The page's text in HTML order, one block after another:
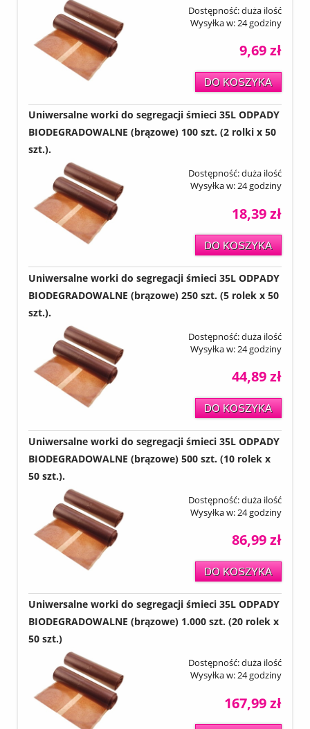
Dostępność:duża ilość
Wysyłka w:24 godziny
9,69 zł
DO KOSZYKA
Uniwersalne worki do segregacji śmieci 35L ODPADY
BIODEGRADOWALNE (brązowe) 100 szt. (2 rolki x 50
szt.).
Dostępność:duża ilość
Wysyłka w:24 godziny
18,39 zł
DO KOSZYKA
Uniwersalne worki do segregacji śmieci 35L ODPADY
BIODEGRADOWALNE (brązowe) 250 szt. (5 rolek x 50
szt.).
Dostępność:duża ilość
Wysyłka w:24 godziny
44,89 zł
DO KOSZYKA
Uniwersalne worki do segregacji śmieci 35L ODPADY
BIODEGRADOWALNE (brązowe) 500 szt. (10 rolek x
50 szt.).
Dostępność:duża ilość
Wysyłka w: 24 godziny
86,99 zł
DO KOSZYKA
Uniwersalne worki do segregacji śmieci 35L ODPADY
BIODEGRADOWALNE (brązowe) 1.000 szt. (20 rolek x
50 szt.)
Dostępność:duża ilość
Wysyłka w:24 godziny
167,99 zł